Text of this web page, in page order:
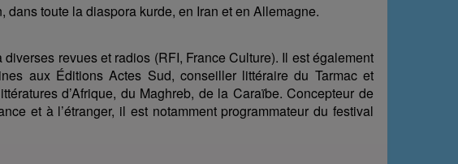
dans toute la diaspora kurde, en Iran et en Allemagne.
revues et radios (RFI, France Culture). Il est également
aux Éditions Actes Sud, conseiller littéraire du Tarmac et
d’Afrique, du Maghreb, de la Caraïbe. Concepteur de
et à l’étranger, il est notamment programmateur du festival